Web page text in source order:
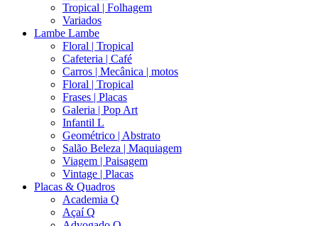
Tropical | Folhagem
Variados
Lambe Lambe
Floral | Tropical
Cafeteria | Café
Carros | Mecânica | motos
Floral | Tropical
Frases | Placas
Galeria | Pop Art
Infantil L
Geométrico | Abstrato
Salão Beleza | Maquiagem
Viagem | Paisagem
Vintage | Placas
Placas & Quadros
Academia Q
Açaí Q